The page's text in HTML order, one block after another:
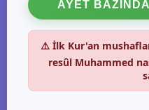
⚠️ İlk Kur'an
resûl Muhammed